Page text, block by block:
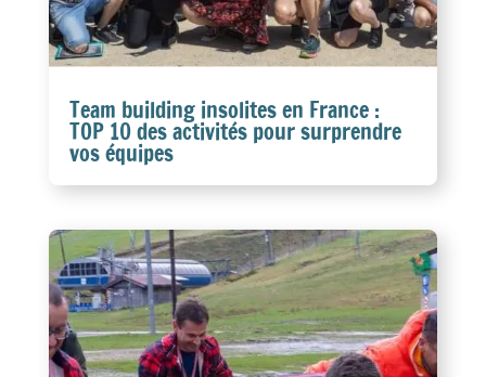
Team building insolites en France :
TOP 10 des activités pour surprendre
vos équipes